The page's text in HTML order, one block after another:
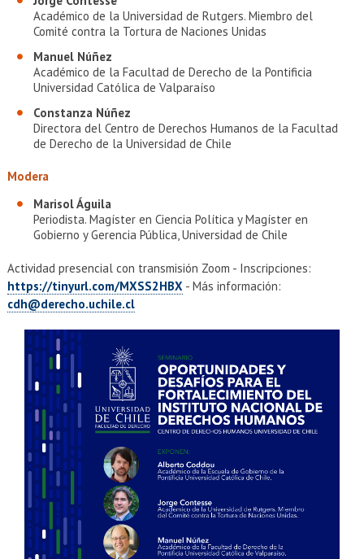
Académico de la Universidad de Rutgers. Miembro del
Comité contra la Tortura de Naciones Unidas
Manuel Núñez
Académico de la Facultad de Derecho de la Pontificia
Universidad Católica de Valparaíso
Constanza Núñez
Directora del Centro de Derechos Humanos de la Facultad
de Derecho de la Universidad de Chile
Modera
Marisol Águila
Periodista. Magíster en Ciencia Política y Magíster en
Gobierno y Gerencia Pública, Universidad de Chile
Actividad presencial con transmisión Zoom - Inscripciones:
https://tinyurl.com/MXSS2HBX- Más información:
cdh@derecho.uchile.cl